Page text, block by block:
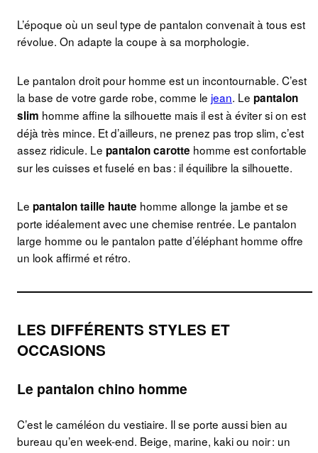
L’époque où un seul type de pantalon convenait à tous est
révolue. On adapte la coupe à sa morphologie.
Le pantalon droit pour homme est un incontournable. C’est
la base de votre garde robe, comme le jean. Le pantalon
slim homme affine la silhouette mais il est à éviter si on est
déjà très mince. Et d’ailleurs, ne prenez pas trop slim, c’est
assez ridicule. Le pantalon carotte homme est confortable
sur les cuisses et fuselé en bas : il équilibre la silhouette.
Le pantalon taille haute homme allonge la jambe et se
porte idéalement avec une chemise rentrée. Le pantalon
large homme ou le pantalon patte d’éléphant homme offre
un look affirmé et rétro.
LES DIFFÉRENTS STYLES ET
OCCASIONS
Le pantalon chino homme
C’est le caméléon du vestiaire. Il se porte aussi bien au
bureau qu’en week-end. Beige, marine, kaki ou noir : un